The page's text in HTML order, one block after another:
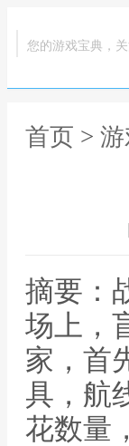
您的游戏宝典，关
首页 >
摘要：
场上，
家，首
具，航
花数量